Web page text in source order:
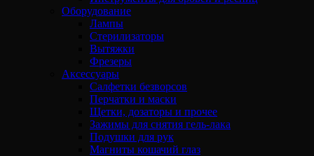
Оборудование
Лампы
Стерилизаторы
Вытяжки
Фрезеры
Аксессуары
Салфетки безворсов
Перчатки и маски
Щетки, дозаторы и прочее
Зажимы для снятия гель-лака
Подушки для рук
Магниты кошачий глаз